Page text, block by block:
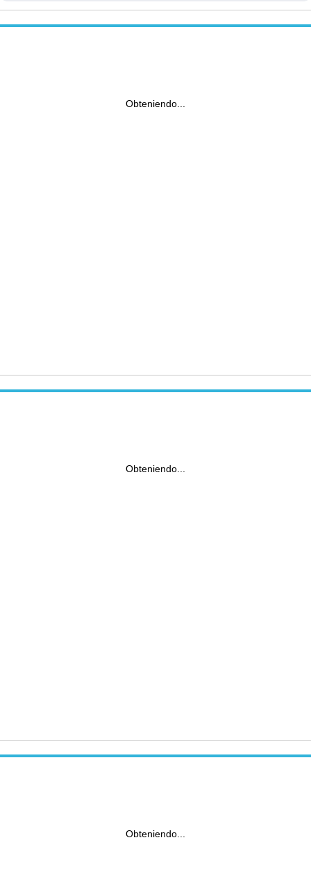
Obteniendo...
Obteniendo...
Obteniendo...